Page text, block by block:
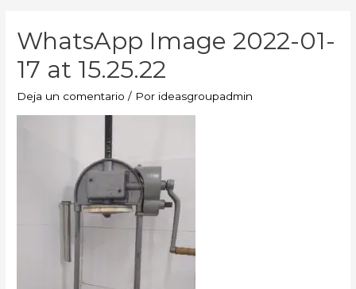
WhatsApp Image 2022-01-
17 at 15.25.22
Deja un comentario / Por ideasgroupadmin